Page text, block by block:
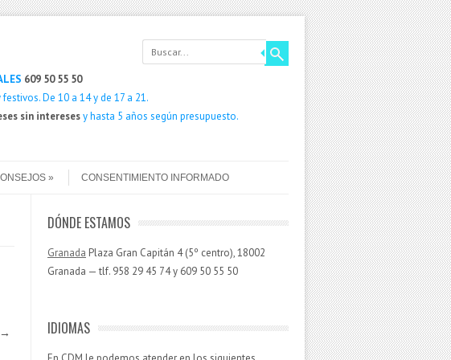
609 50 55 50
De 10 a 14 y de 17 a 21.
sin interesesy hasta 5 años según presupuesto.
CONSENTIMIENTO INFORMADO
DÓNDE ESTAMOS
Granada Plaza Gran Capitán 4 (5º centro), 18002
Granada — tlf. 958 29 45 74 y 609 50 55 50
IDIOMAS